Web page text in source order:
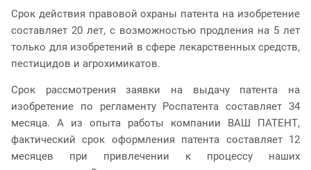
Срок действия правовой охраны патента на изобретение
составляет 20 лет, с возможностью продления на 5 лет
только для изобретений в сфере лекарственных средств,
пестицидов и агрохимикатов.
Срок рассмотрения заявки на выдачу патента на
изобретение по регламенту Роспатента составляет 34
месяца. А из опыта работы компании ВАШ ПАТЕНТ,
фактический срок оформления патента составляет 12
месяцев при привлечении к процессу наших